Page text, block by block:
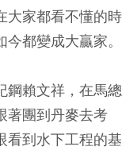
大家都看不懂的時
都變成大贏家。
鋼賴文祥，在馬總
著團到丹麥去考
看到水下工程的基